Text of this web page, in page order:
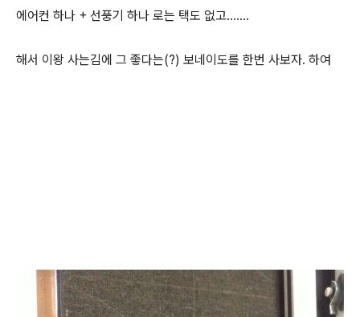
에어컨 하나 + 선풍기 하나 로는 택도 없고.......
해서 이왕 사는김에 그 좋다는(?) 보네이도를 한번 사보자. 하여